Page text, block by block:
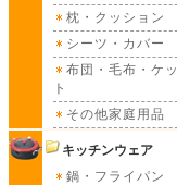
枕・クッション
シーツ・カバー
布団・毛布・ケッ
ト
その他家庭用品
キッチンウェア
鍋・フライパン